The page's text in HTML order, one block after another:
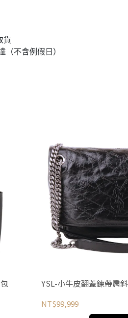
貨
（不含例假日）
YSL-小牛皮翻蓋鍊帶肩
NT$99,999